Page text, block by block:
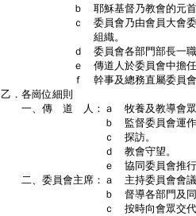
ｂ 耶穌基督乃教會的元首
ｃ 委員會乃由會員大會委任出
組織。
ｄ 委員會各部門部長一職，由
ｅ 傳道人於委員會中擔任顧
ｆ 幹事及總務直屬委員會主席
乙．各崗位細則
一、傳 道 人：ａ 牧養及教導會
ｂ 監督委員會運作
ｃ 探訪。
ｄ 教會守望。
ｅ 協同委員會推行教
二、委員會主席：ａ 主持委員會會議
ｂ 督導各部門及同工執
ｃ 按時向會眾交代會務